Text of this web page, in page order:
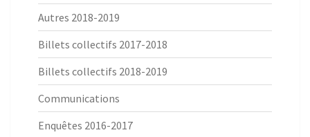
Autres 2018-2019
Billets collectifs 2017-2018
Billets collectifs 2018-2019
Communications
Enquêtes 2016-2017